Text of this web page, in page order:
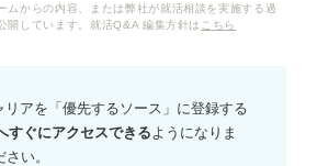
返るべきか、プロの視点からアドバ
からの内容、または弊社が就活相談を実施する過
開しています。就活Q&A 編集方針は こちら
リアを「優先するソース」に登録する
すぐにアクセスできるようになりま
い。